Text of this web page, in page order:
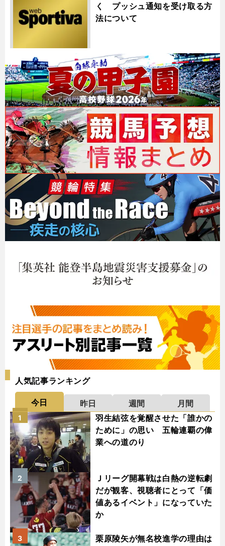
く プッシュ通知を受け取る方
法について
人気記事ランキング
今日 昨日 週間
月間
羽生結弦を覚醒させた「誰かの
ために」の思い 五輪連覇の偉
業への道のり
1
Ｊリーグ開幕戦は白熱の逆転劇
だが観客、視聴者にとって「価
値あるイベント」になっていた
か
2
栗原陵矢が無名校進学の理由は
3